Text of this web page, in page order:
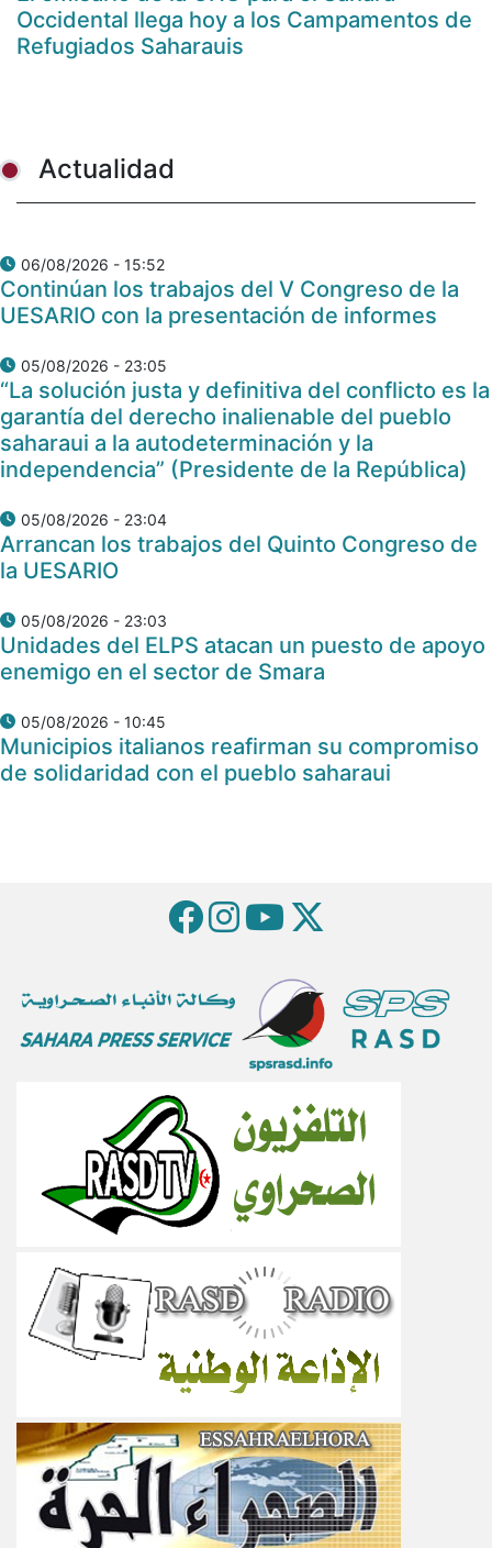
Occidental llega hoy a los Campamentos de
Refugiados Saharauis
Actualidad
06/08/2026 - 15:52
Continúan los trabajos del V Congreso de la
UESARIO con la presentación de informes
05/08/2026 - 23:05
“La solución justa y definitiva del conflicto es la
garantía del derecho inalienable del pueblo
saharaui a la autodeterminación y la
independencia” (Presidente de la República)
05/08/2026 - 23:04
Arrancan los trabajos del Quinto Congreso de
la UESARIO
05/08/2026 - 23:03
Unidades del ELPS atacan un puesto de apoyo
enemigo en el sector de Smara
05/08/2026 - 10:45
Municipios italianos reafirman su compromiso
de solidaridad con el pueblo saharaui